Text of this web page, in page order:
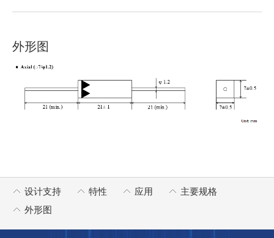
外形图
设计支持 特性 应用
主要规格
外形图